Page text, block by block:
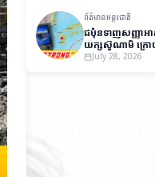
ព័ត៌មានអន្តរជាតិ
ជប៉ុនទាញសញ្ញាអា
យក្សស៊ូណាមិ ក្រោយ
គ្រោះរញ្ជួយដីកម្រិត
July 28, 2026